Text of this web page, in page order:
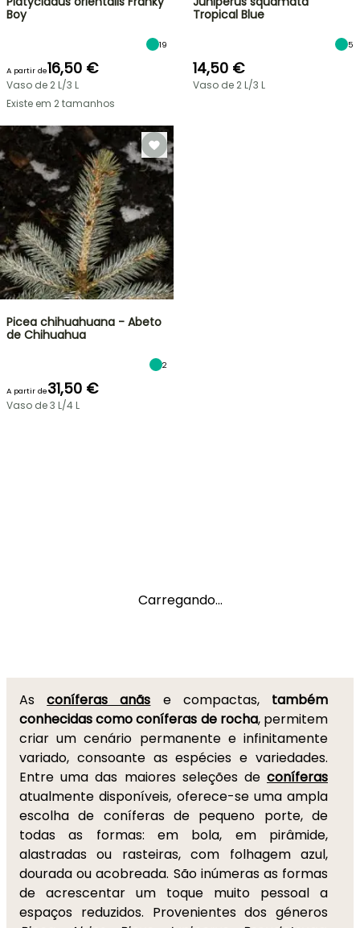
Boy
19
A partir de16,50 €
Vaso de 2 L/3 L
Existe em 2 tamanhos
Tropical Blue
5
14,50 €
Vaso de 2 L/3 L
Picea chihuahuana - Abeto
de Chihuahua
2
A partir de31,50 €
Vaso de 3 L/4 L
Carregando...
Asconíferas anãs e compactas, também
conhecidas como coníferas de rocha, permitem
criar um cenário permanente e infinitamente
variado, consoante as espécies e variedades.
Entre uma das maiores seleções de coníferas
atualmente disponíveis, oferece-se uma ampla
escolha de coníferas de pequeno porte, de
todas as formas: em bola, em pirâmide,
alastradas ou rasteiras, com folhagem azul,
dourada ou acobreada. São inúmeras as formas
de acrescentar um toque muito pessoal a
espaços reduzidos. Provenientes dos géneros